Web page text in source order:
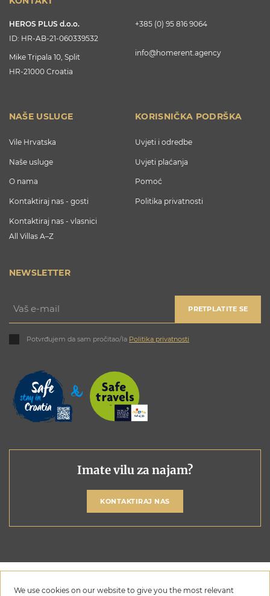
HEROS PLUS d.o.o.
ID: HR-AB-21-060339532
Mike Tripala 10, Split
HR-21000 Croatia
+385 (0) 95 816 9064
info@homerent.agency
NAŠE USLUGE
Vile Hrvatska
Naše usluge
O nama
Kontaktiraj nas - gosti
Kontaktiraj nas - vlasnici
All Villas A–Z
KORISNIČKA PODRŠKA
Uvjeti i odredbe
Uvjeti plaćanja
Pomoć
Politika privatnosti
NEWSLETTER
PRETPLATITE SE
Potvrđujem da sam pročitao/la Politika privatnosti
Imate vilu za najam?
KONTAKTIRAJ NAS
We use cookies on our website to give you the most relevant